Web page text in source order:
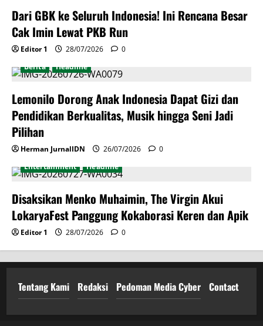
Dari GBK ke Seluruh Indonesia! Ini Rencana Besar
Cak Imin Lewat PKB Run
Editor 1 28/07/2026
0
Berita
Headline
Lemonilo Dorong Anak Indonesia Dapat Gizi dan
Pendidikan Berkualitas, Musik hingga Seni Jadi
Pilihan
Herman JurnalIDN 26/07/2026
0
Entertainment
Headline
Disaksikan Menko Muhaimin, The Virgin Akui
LokaryaFest Panggung Kokaborasi Keren dan Apik
Editor 1 28/07/2026 0
Tentang Kami Redaksi Pedoman Media Cyber Contact